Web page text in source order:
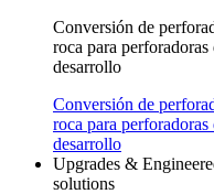
Conversión de
roca para perforadoras
desarrollo
Conversión de
roca para perforadoras
desarrollo
Upgrades &
solutions